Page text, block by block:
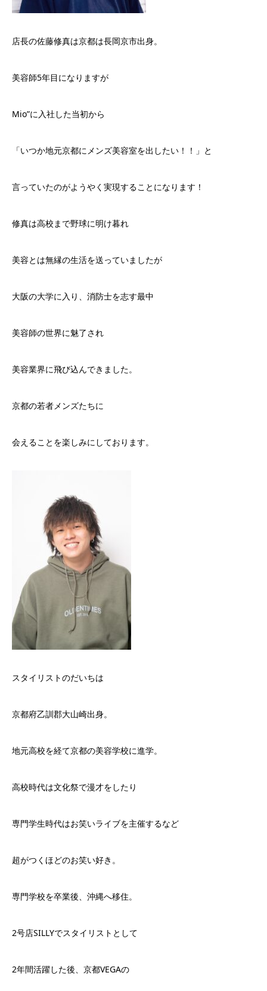
店長の佐藤修真は京都は長岡京市出身。
美容師5年目になりますが
Mio”に入社した当初から
「いつか地元京都にメンズ美容室を出したい！！」と
言っていたのがようやく実現することになります！
修真は高校まで野球に明け暮れ
美容とは無縁の生活を送っていましたが
大阪の大学に入り、消防士を志す最中
美容師の世界に魅了され
美容業界に飛び込んできました。
京都の若者メンズたちに
会えることを楽しみにしております。
スタイリストのだいちは
京都府乙訓郡大山崎出身。
地元高校を経て京都の美容学校に進学。
高校時代は文化祭で漫才をしたり
専門学生時代はお笑いライブを主催するなど
超がつくほどのお笑い好き。
専門学校を卒業後、沖縄へ移住。
2号店SILLYでスタイリストとして
2年間活躍した後、京都VEGAの